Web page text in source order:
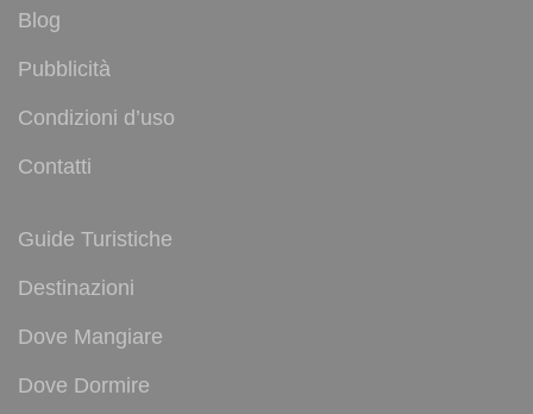
Blog
Pubblicità
Condizioni d’uso
Contatti
Guide Turistiche
Destinazioni
Dove Mangiare
Dove Dormire